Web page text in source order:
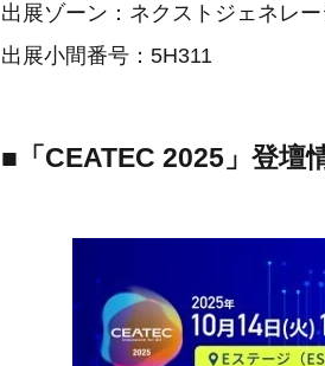
出展ゾーン：ネクストジェネレ
出展小間番号：5H311
■「CEATEC 2025」登壇